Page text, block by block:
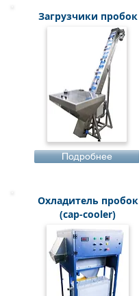
Загрузчики пробок
Подробнее
Охладитель пробок
(cap-cooler)